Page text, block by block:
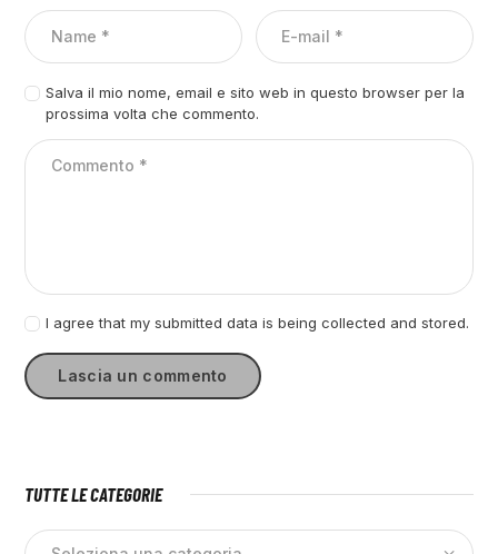
Salva il mio nome, email e sito web in questo browser per la
prossima volta che commento.
I agree that my submitted data is being collected and stored.
TUTTE LE CATEGORIE